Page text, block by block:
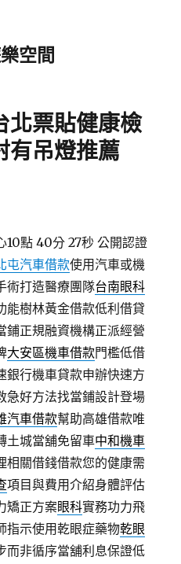
空間
北票貼健康檢
有吊燈推薦
10點 40分 27秒 公開認證
屯汽車借款使用汽車或機
術打造醫療團隊台南眼科
能樹林黃金借款低利借貸
鋪正規融資機構正派經營
大安區機車借款門檻低借
銀行機車貸款申辦快速方
急好方法找當鋪設計登場
汽車借款幫助高雄借款唯
土城當舖免留車中和機車
相關借錢借款您的健康需
項目與費用介紹身體評估
矯正方案眼科實務功力飛
指示使用乾眼症藥物乾眼
而非循序當舖利息保證低